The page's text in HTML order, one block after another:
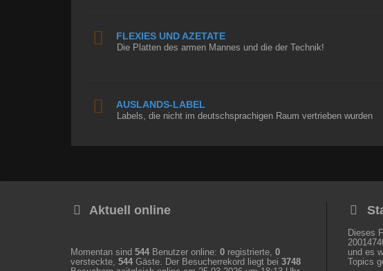
FLEXIES UND AZETATE
Die Platten des armen Mannes und die der Technik!
AUSLANDS-LABEL
Labels, die nicht im deutschsprachigen Raum vertrieben wurden
Aktuell online
Momentan sind 544 Benutzer online: 0 registrierte, 0
versteckte, 544 Gäste. Der Besucherrekord liegt bei 3748
Dieses
und es
Topics